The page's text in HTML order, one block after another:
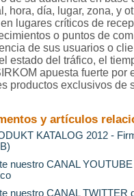
hora, día, lugar, zona, y
lugares críticos de
o puntos de
de sus usuarios o
estado del tráfico, el
apuesta fuerte por
productos exclusivos de
y artículos
KATALOG 2012 -
nuestro CANAL
nuestro CANAL TWITTER